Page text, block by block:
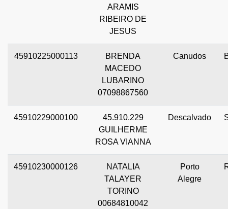
ARAMIS
RIBEIRO DE
JESUS
45910225000113
BRENDA
MACEDO
LUBARINO
07098867560
Canudos
45910229000100
45.910.229
GUILHERME
ROSA VIANNA
Descalvado
45910230000126
NATALIA
TALAYER
TORINO
00684810042
Porto
Alegre